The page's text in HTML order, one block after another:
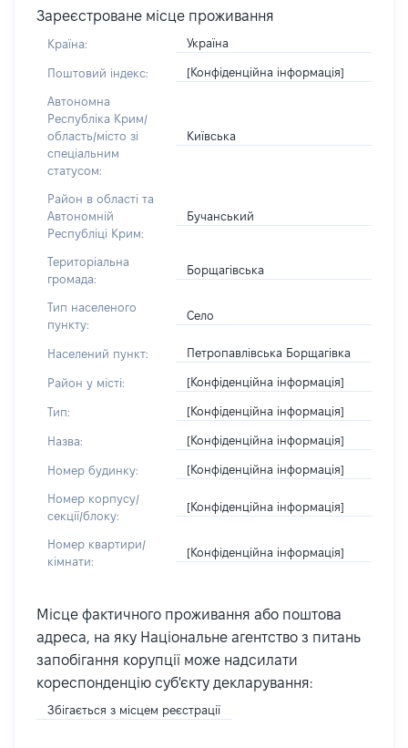
Зареєстроване місце проживання
Країна: Україна
Поштовий індекс: [Конфіденційна інформація]
Автономна
Республіка Крим/
область/місто зі
спеціальним
статусом:
Київська
Район в області та
Автономній
Республіці Крим:
Бучанський
Територіальна
громада:
Борщагівська
Тип населеного
пункту:
Село
Населений пункт: Петропавлівська Борщагівка
Район у місті: [Конфіденційна інформація]
Тип: [Конфіденційна інформація]
Назва: [Конфіденційна інформація]
Номер будинку: [Конфіденційна інформація]
Номер корпусу/
секції/блоку:
[Конфіденційна інформація]
Номер квартири/
кімнати:
[Конфіденційна інформація]
Місце фактичного проживання або поштова
адреса, на яку Національне агентство з питань
запобігання корупції може надсилати
кореспонденцію суб'єкту декларування:
Збігається з місцем реєстрації